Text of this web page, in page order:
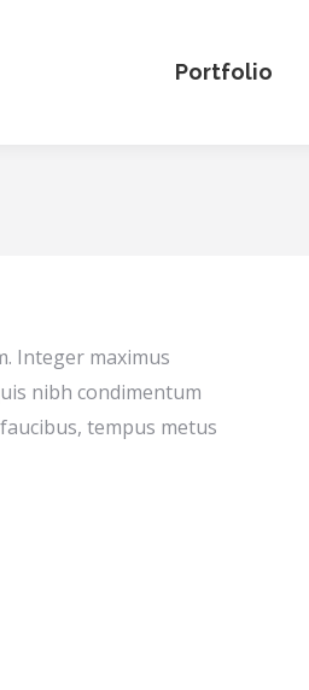
Portfolio
Integer maximus
nibh condimentum
tempus metus